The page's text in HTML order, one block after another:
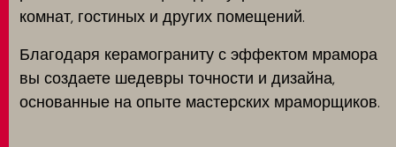
комнат, гостиных и других помещений.
Благодаря керамограниту с эффектом мрамора
вы создаете шедевры точности и дизайна,
основанные на опыте мастерских мраморщиков.